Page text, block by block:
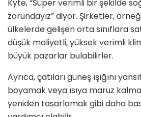
Kyte, “Süper verimli bir şekilde
zorundayız” diyor. Şirketler,
ülkelerde gelişen orta sınıflara
düşük maliyetli, yüksek verimli
büyük pazarlar bulabilirler.
Ayrıca, çatıları güneş ışığını
boyamak veya ısıya maruz
yeniden tasarlamak gibi daha